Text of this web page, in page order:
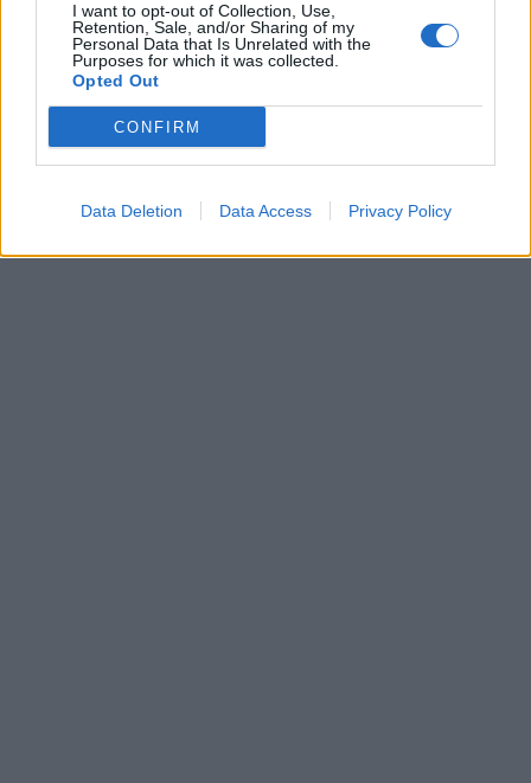
I want to opt-out of Collection, Use,
Retention, Sale, and/or Sharing of my
Personal Data that Is Unrelated with the
Purposes for which it was collected.
Opted Out
CONFIRM
Data Deletion Data Access Privacy Policy